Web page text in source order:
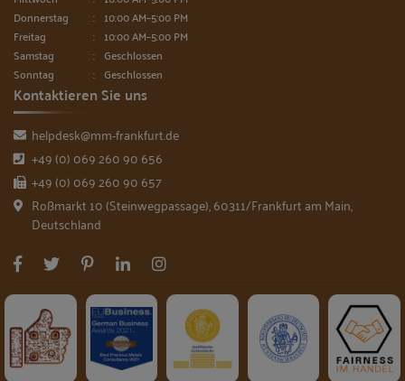
Donnerstag
10:00 AM–5:00 PM
Freitag
10:00 AM–5:00 PM
Samstag
Geschlossen
Sonntag
Geschlossen
Kontaktieren Sie uns
helpdesk@mm-frankfurt.de
+49 (0) 069 260 90 656
+49 (0) 069 260 90 657
Roßmarkt 10 (Steinwegpassage), 60311/Frankfurt am Main,
Deutschland